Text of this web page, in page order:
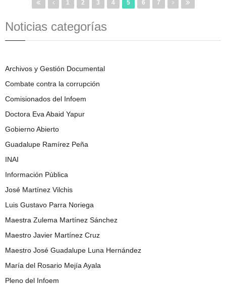
1 2 3 4 5 6 7
Noticias categorías
Archivos y Gestión Documental
Combate contra la corrupción
Comisionados del Infoem
Doctora Eva Abaid Yapur
Gobierno Abierto
Guadalupe Ramírez Peña
INAI
Información Pública
José Martínez Vilchis
Luis Gustavo Parra Noriega
Maestra Zulema Martínez Sánchez
Maestro Javier Martínez Cruz
Maestro José Guadalupe Luna Hernández
María del Rosario Mejía Ayala
Pleno del Infoem